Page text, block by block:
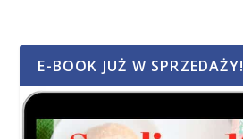
E-BOOK JUŻ W SPRZEDAŻY!